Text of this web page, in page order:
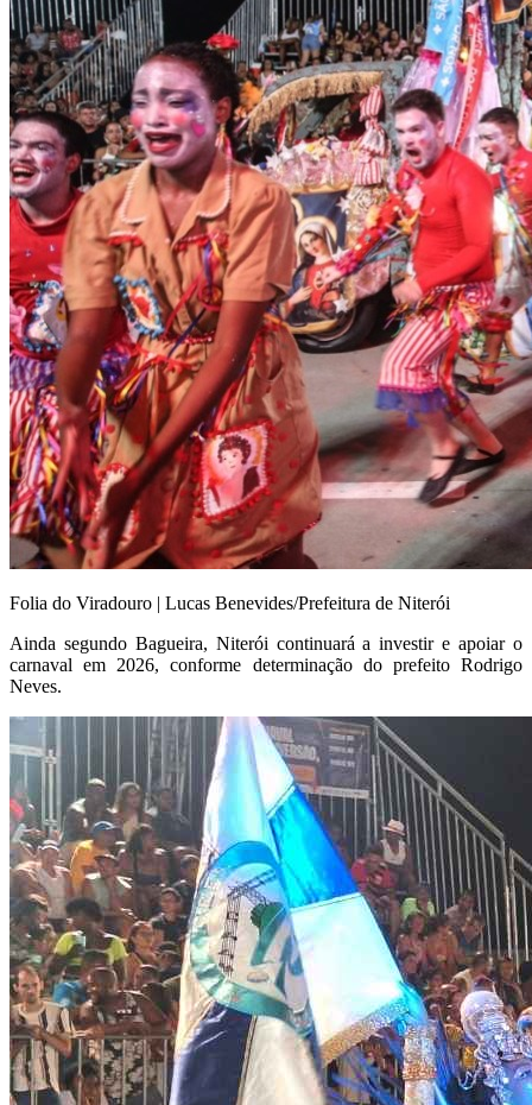
Folia do Viradouro | Lucas Benevides/Prefeitura de Niterói
Ainda segundo Bagueira, Niterói continuará a investir e apoiar o
carnaval em 2026, conforme determinação do prefeito Rodrigo
Neves.